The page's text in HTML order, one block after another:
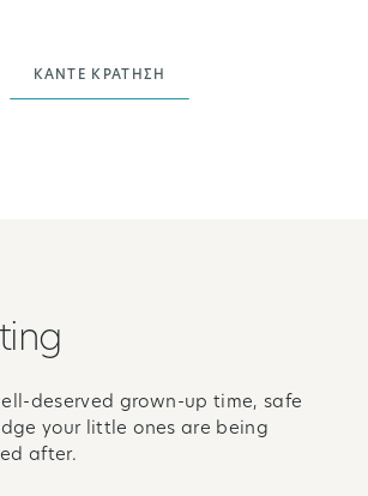
ΚΆΝΤΕ ΚΡΆΤΗΣΗ
deserved grown-up time, safe
your little ones are being
after.